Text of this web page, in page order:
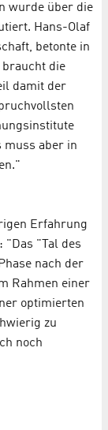
wurde über die
Hans-Olaf
betonte in
die
damit der
muss aber in
Erfahrung
"Tal des
nach der
Rahmen einer
optimierten
zu
noch